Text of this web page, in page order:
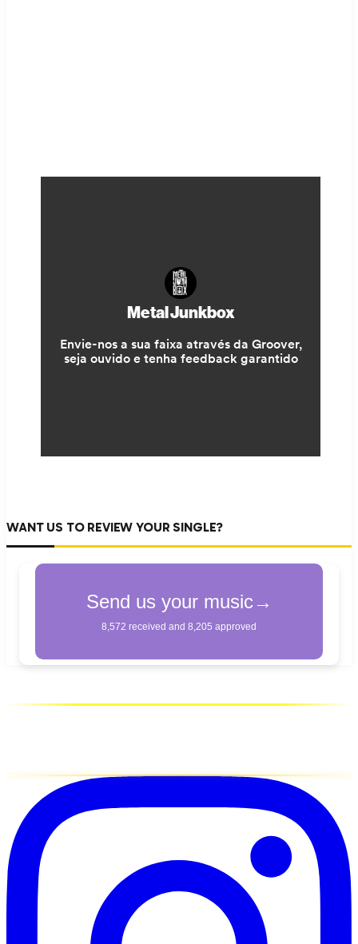
WANT US TO REVIEW YOUR SINGLE?